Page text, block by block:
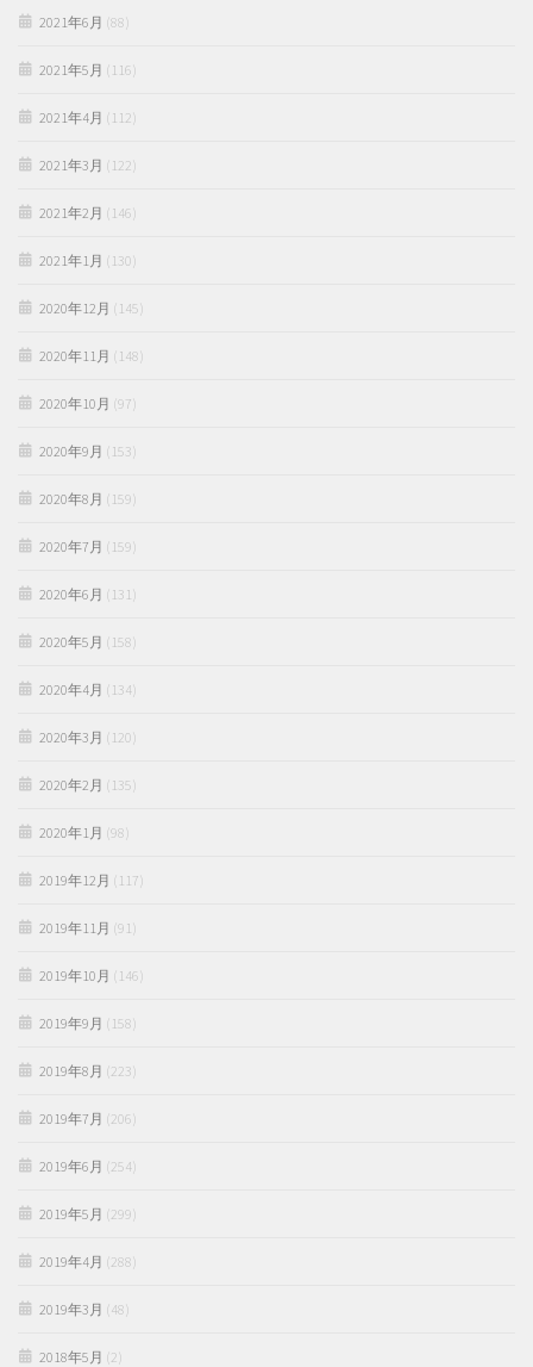
2021年6月 (88)
2021年5月 (116)
2021年4月 (112)
2021年3月 (122)
2021年2月 (146)
2021年1月 (130)
2020年12月 (145)
2020年11月 (148)
2020年10月 (97)
2020年9月 (153)
2020年8月 (159)
2020年7月 (159)
2020年6月 (131)
2020年5月 (158)
2020年4月 (134)
2020年3月 (120)
2020年2月 (135)
2020年1月 (98)
2019年12月 (117)
2019年11月 (91)
2019年10月 (146)
2019年9月 (158)
2019年8月 (223)
2019年7月 (206)
2019年6月 (254)
2019年5月 (299)
2019年4月 (288)
2019年3月 (48)
2018年5月 (2)